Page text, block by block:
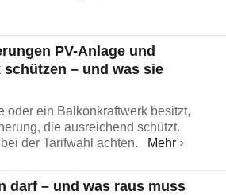
PV-Anlage und
– und was sie
oder ein Balkonkraftwerk besitzt,
die ausreichend schützt.
der Tarifwahl achten.
Mehr
darf – und was raus muss